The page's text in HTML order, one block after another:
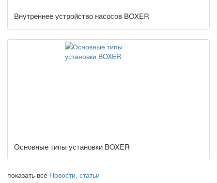
Внутреннее устройство насосов BOXER
Основные типы установки BOXER
показать все Новости, статьи